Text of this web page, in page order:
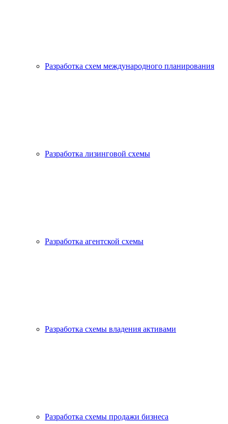
Разработка схем международного планирования
Разработка лизинговой схемы
Разработка агентской схемы
Разработка схемы владения активами
Разработка схемы продажи бизнеса